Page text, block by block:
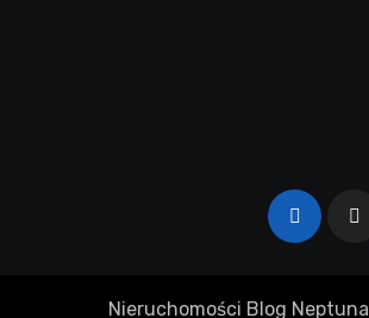
Nieruchomości Blog Neptuna